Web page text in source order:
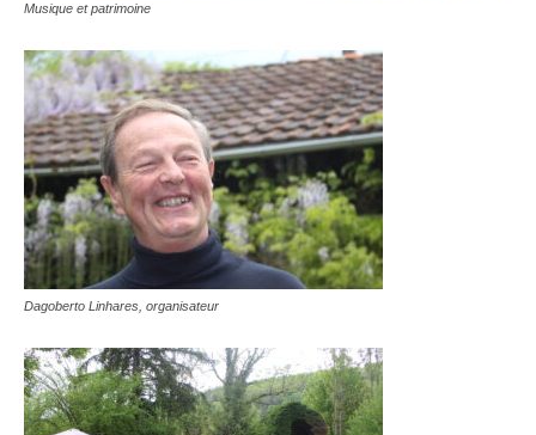
Musique et patrimoine
Dagoberto Linhares, organisateur